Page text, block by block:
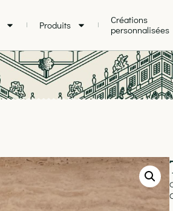
Produits
Créations
personnalisées